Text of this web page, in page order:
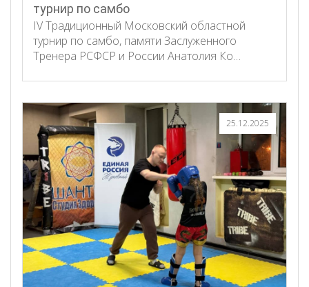
турнир по самбо
IV Традиционный Московский областной
турнир по самбо, памяти Заслуженного
Тренера РСФСР и России Анатолия Ко…
25.12.2025